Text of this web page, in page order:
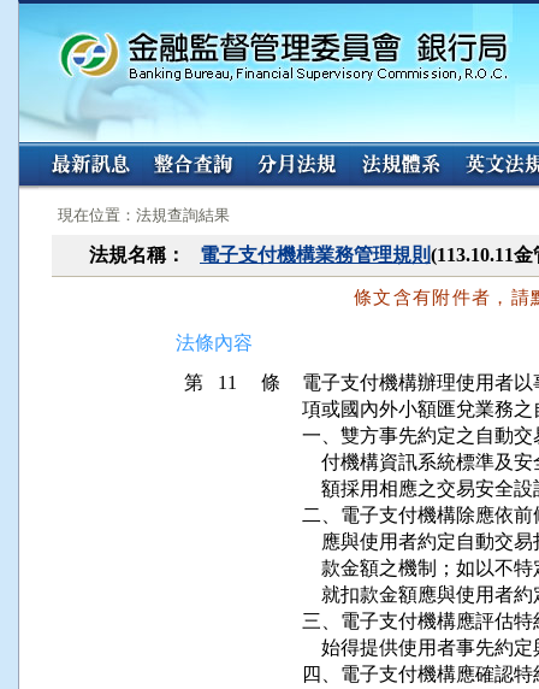
:::
現在位置：法規查詢結果
法規名稱： 電子支付機構業務管理規則(113.10.11
條文含有附件者，請
法條內容
第 11 條
電子支付機構辦理使用者
項或國內外小額匯兌業務
一、雙方事先約定之自動
付機構資訊系統標準及
額採用相應之交易安全
二、電子支付機構除應依
應與使用者約定自動交
款金額之機制；如以不
就扣款金額應與使用者
三、電子支付機構應評估
始得提供使用者事先約
四、電子支付機構應確認